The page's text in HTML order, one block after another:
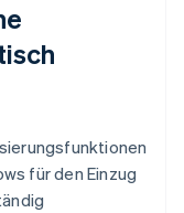
für den Einzug